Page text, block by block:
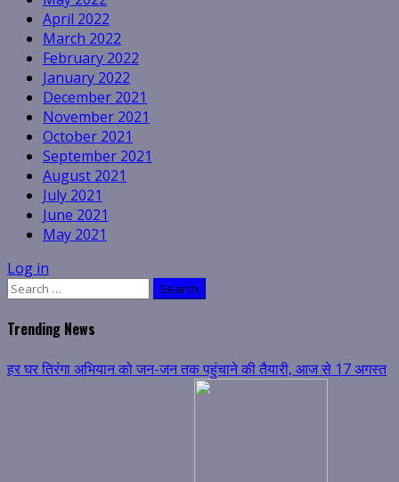
April 2022
March 2022
February 2022
January 2022
December 2021
November 2021
October 2021
September 2021
August 2021
July 2021
June 2021
May 2021
Log in
Search
Trending News
हर घर तिरंगा अभियान को जन-जन तक पहुंचाने की तैयारी, आज से 17 अगस्त